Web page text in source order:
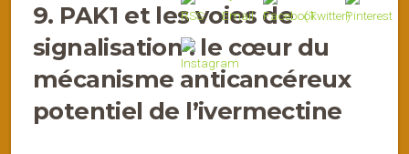
9. PAK1 et les voies de
signalisation : le cœur du
mécanisme anticancéreux
potentiel de l’ivermectine